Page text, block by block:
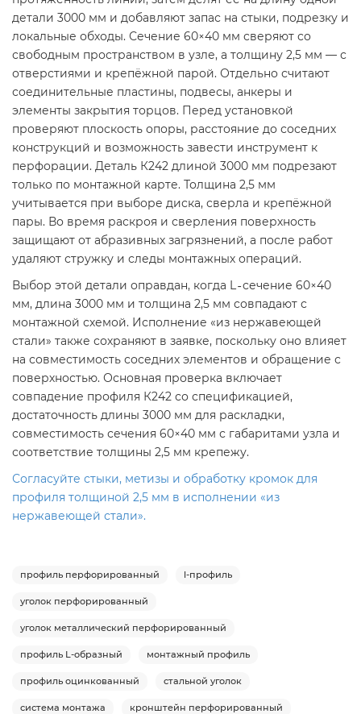
детали 3000 мм и добавляют запас на стыки, подрезку и
локальные обходы. Сечение 60×40 мм сверяют со
свободным пространством в узле, а толщину 2,5 мм — с
отверстиями и крепёжной парой. Отдельно считают
соединительные пластины, подвесы, анкеры и
элементы закрытия торцов. Перед установкой
проверяют плоскость опоры, расстояние до соседних
конструкций и возможность завести инструмент к
перфорации. Деталь К242 длиной 3000 мм подрезают
только по монтажной карте. Толщина 2,5 мм
учитывается при выборе диска, сверла и крепёжной
пары. Во время раскроя и сверления поверхность
защищают от абразивных загрязнений, а после работ
удаляют стружку и следы монтажных операций.
Выбор этой детали оправдан, когда L‑сечение 60×40
мм, длина 3000 мм и толщина 2,5 мм совпадают с
монтажной схемой. Исполнение «из нержавеющей
стали» также сохраняют в заявке, поскольку оно влияет
на совместимость соседних элементов и обращение с
поверхностью. Основная проверка включает
совпадение профиля К242 со спецификацией,
достаточность длины 3000 мм для раскладки,
совместимость сечения 60×40 мм с габаритами узла и
соответствие толщины 2,5 мм крепежу.
Согласуйте стыки, метизы и обработку кромок для
профиля толщиной 2,5 мм в исполнении «из
нержавеющей стали».
профиль перфорированный l-профиль
уголок перфорированный
уголок металлический перфорированный
профиль L-образный монтажный профиль
профиль оцинкованный стальной уголок
система монтажа кронштейн перфорированный